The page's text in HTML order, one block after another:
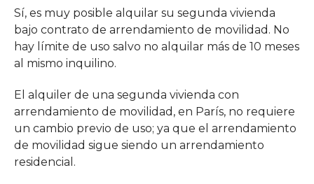
Sí, es muy posible alquilar su segunda vivienda
bajo contrato de arrendamiento de movilidad. No
hay límite de uso salvo no alquilar más de 10 meses
al mismo inquilino.
El alquiler de una segunda vivienda con
arrendamiento de movilidad, en París, no requiere
un cambio previo de uso; ya que el arrendamiento
de movilidad sigue siendo un arrendamiento
residencial.